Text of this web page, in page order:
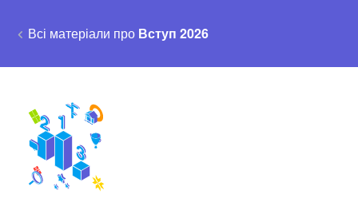
Всі матеріали про Вступ 2026